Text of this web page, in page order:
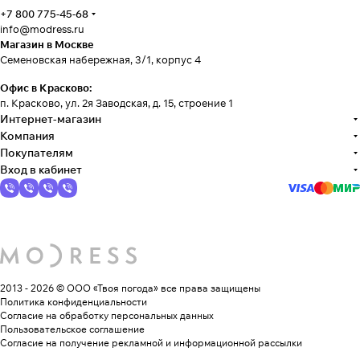
+7 800 775-45-68
info@modress.ru
Магазин в Москве
Семеновская набережная, 3/1, корпус 4
Офис в Красково:
п. Красково, ул. 2я Заводская, д. 15, строение 1
Интернет-магазин
Компания
Покупателям
Вход в кабинет
2013 - 2026 © ООО «Твоя погода» все права защищены
Политика конфиденциальности
Согласие на обработку персональных данных
Пользовательское соглашение
Согласие на получение рекламной и информационной рассылки